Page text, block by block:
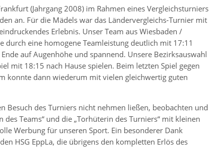
(Jahrgang 2008) im Rahmen eines Vergleichsturniers
an. Für die Mädels war das Ländervergleichs-Turnier mit
Erlebnis. Unser Team aus Wiesbaden /
durch eine homogene Teamleistung deutlich mit 17:11
auf Augenhöhe und spannend. Unsere Bezirksauswahl
mit 18:15 nach Hause spielen. Beim letzten Spiel gegen
konnte dann wiederum mit vielen gleichwertig guten
Besuch des Turniers nicht nehmen ließen, beobachten und
Teams“ und die „Torhüterin des Turniers“ mit kleinen
Werbung für unseren Sport. Ein besonderer Dank
HSG EppLa, die übrigens den kompletten Erlös des